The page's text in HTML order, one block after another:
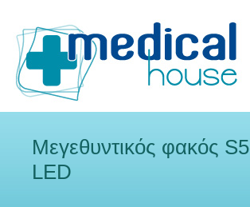
Μεγεθυντικός φακός S5
LED